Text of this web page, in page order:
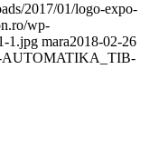
2017/01/logo-expo-
wp-
1.jpg mara2018-02-26